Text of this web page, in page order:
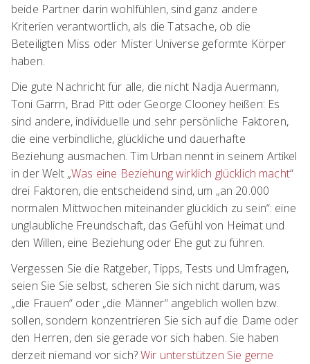
beide Partner darin wohlfühlen, sind ganz andere
Kriterien verantwortlich, als die Tatsache, ob die
Beteiligten Miss oder Mister Universe geformte Körper
haben.
Die gute Nachricht für alle, die nicht Nadja Auermann,
Toni Garrn, Brad Pitt oder George Clooney heißen: Es
sind andere, individuelle und sehr persönliche Faktoren,
die eine verbindliche, glückliche und dauerhafte
Beziehung ausmachen. Tim Urban nennt in seinem Artikel
in der Welt „Was eine Beziehung wirklich glücklich macht“
drei Faktoren, die entscheidend sind, um „an 20.000
normalen Mittwochen miteinander glücklich zu sein“: eine
unglaubliche Freundschaft, das Gefühl von Heimat und
den Willen, eine Beziehung oder Ehe gut zu führen.
Vergessen Sie die Ratgeber, Tipps, Tests und Umfragen,
seien Sie Sie selbst, scheren Sie sich nicht darum, was
„die Frauen“ oder „die Männer“ angeblich wollen bzw.
sollen, sondern konzentrieren Sie sich auf die Dame oder
den Herren, den sie gerade vor sich haben. Sie haben
derzeit niemand vor sich?Wir unterstützen Sie gerne